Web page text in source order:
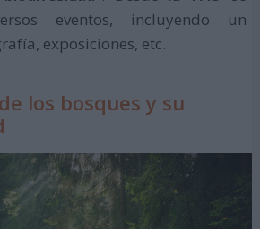
eventos, incluyendo un
exposiciones, etc.
los bosques y su